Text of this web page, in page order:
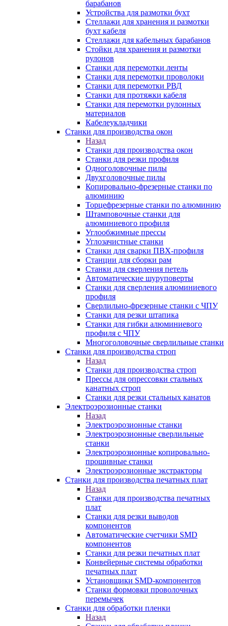
барабанов
Устройства для размотки бухт
Стеллажи для хранения и размотки
бухт кабеля
Стеллажи для кабельных барабанов
Стойки для хранения и размотки
рулонов
Станки для перемотки ленты
Станки для перемотки проволоки
Станки для перемотки РВД
Станки для протяжки кабеля
Станки для перемотки рулонных
материалов
Кабелеукладчики
Станки для производства окон
Назад
Станки для производства окон
Станки для резки профиля
Одноголовочные пилы
Двухголовочные пилы
Копировально-фрезерные станки по
алюминию
Торцефрезерные станки по алюминию
Штамповочные станки для
алюминиевого профиля
Углообжимные прессы
Углозачистные станки
Станки для сварки ПВХ-профиля
Станции для сборки рам
Станки для сверления петель
Автоматические шуруповерты
Станки для сверления алюминиевого
профиля
Сверлильно-фрезерные станки с ЧПУ
Станки для резки штапика
Станки для гибки алюминиевого
профиля с ЧПУ
Многоголовочные сверлильные станки
Станки для производства строп
Назад
Станки для производства строп
Прессы для опрессовки стальных
канатных строп
Станки для резки стальных канатов
Электроэрозионные станки
Назад
Электроэрозионные станки
Электроэрозионные сверлильные
станки
Электроэрозионные копировально-
прошивные станки
Электроэрозионные экстракторы
Станки для производства печатных плат
Назад
Станки для производства печатных
плат
Станки для резки выводов
компонентов
Автоматические счетчики SMD
компонентов
Станки для резки печатных плат
Конвейерные системы обработки
печатных плат
Установщики SMD-компонентов
Станки формовки проволочных
перемычек
Станки для обработки пленки
Назад